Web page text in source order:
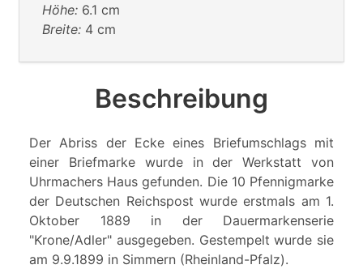
Höhe: 6.1 cm
Breite: 4 cm
Beschreibung
Der Abriss der Ecke eines Briefumschlags mit
einer Briefmarke wurde in der Werkstatt von
Uhrmachers Haus gefunden. Die 10 Pfennigmarke
der Deutschen Reichspost wurde erstmals am 1.
Oktober 1889 in der Dauermarkenserie
"Krone/Adler" ausgegeben. Gestempelt wurde sie
am 9.9.1899 in Simmern (Rheinland-Pfalz).